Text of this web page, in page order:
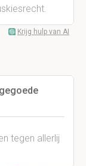
Krijg hulp van AI
tegen allerlij